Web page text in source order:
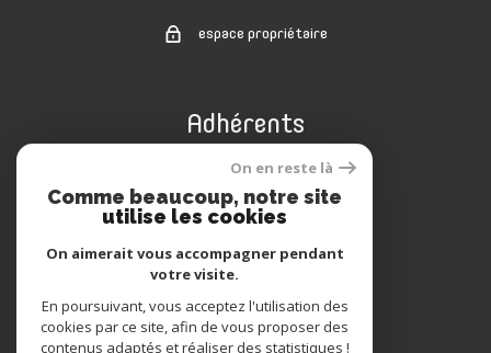
espace propriétaire
Adhérents
© 2022 Tous droits réservés
On en reste là
Comme beaucoup, notre site
utilise les cookies
On aimerait vous accompagner pendant
votre visite.
En poursuivant, vous acceptez l'utilisation des
cookies par ce site, afin de vous proposer des
contenus adaptés et réaliser des statistiques !